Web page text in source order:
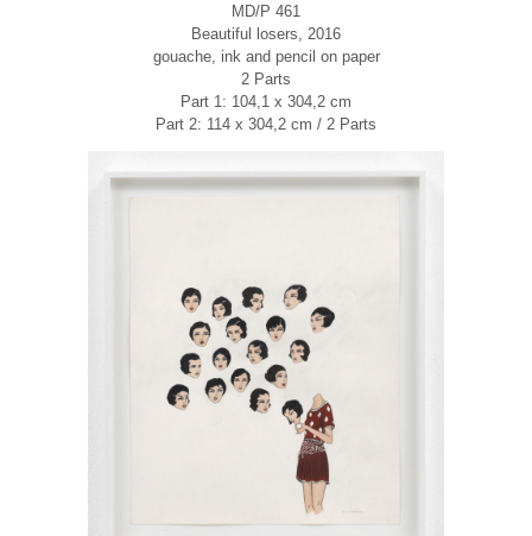
MD/P 461
Beautiful losers, 2016
gouache, ink and pencil on paper
2 Parts
Part 1: 104,1 x 304,2 cm
Part 2: 114 x 304,2 cm / 2 Parts